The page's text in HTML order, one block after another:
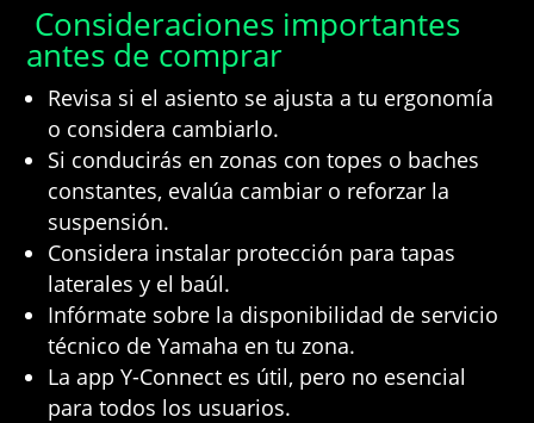
Consideraciones importantes
antes de comprar
Revisa si el asiento se ajusta a tu ergonomía
o considera cambiarlo.
Si conducirás en zonas con topes o baches
constantes, evalúa cambiar o reforzar la
suspensión.
Considera instalar protección para tapas
laterales y el baúl.
Infórmate sobre la disponibilidad de servicio
técnico de Yamaha en tu zona.
La app Y-Connect es útil, pero no esencial
para todos los usuarios.